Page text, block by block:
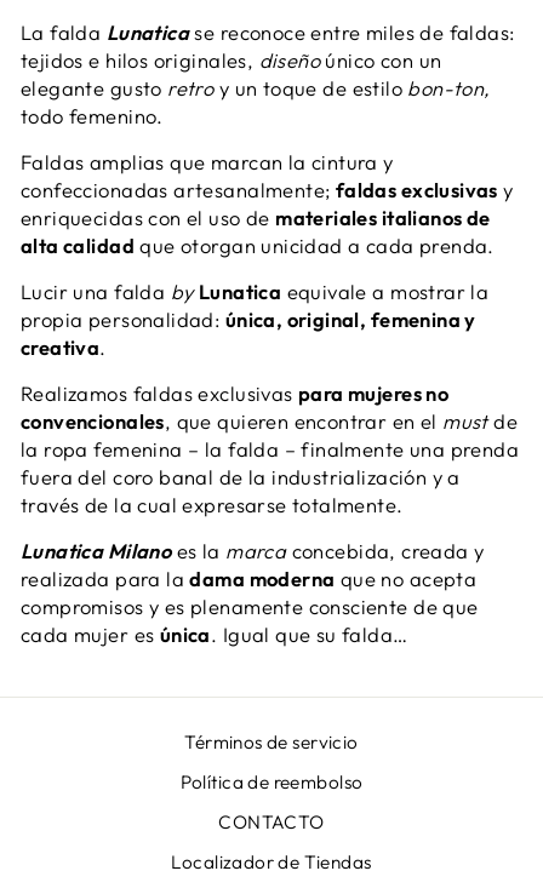
La falda Lunaticase reconoce entre miles de faldas:
tejidos e hilos originales, diseñoúnico con un
elegante gusto retroy un toque de estilo bon-ton,
todo femenino.
Faldas amplias que marcan la cintura y
confeccionadas artesanalmente; faldas exclusivas y
enriquecidas con el uso de materiales italianos de
alta calidad que otorgan unicidad a cada prenda.
Lucir una falda by Lunatica equivale a mostrar la
propia personalidad: única, original, femenina y
creativa.
Realizamos faldas exclusivas para mujeres no
convencionales, que quieren encontrar en el mustde
la ropa femenina – la falda – finalmente una prenda
fuera del coro banal de la industrialización y a
través de la cual expresarse totalmente.
Lunatica Milanoes la marcaconcebida, creada y
realizada para ladama moderna que no acepta
compromisos y es plenamente consciente de que
cada mujer es única. Igual que su falda…
Términos de servicio
Política de reembolso
CONTACTO
Localizador de Tiendas